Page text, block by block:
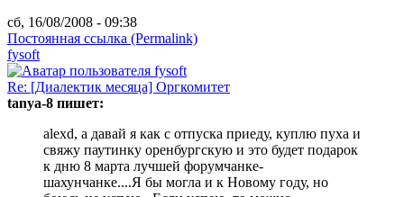
сб, 16/08/2008 - 09:38
Постоянная ссылка (Permalink)
fysoft
Re: [Диалектик месяца] Оргкомитет
tanya-8 пишет:
alexd, а давай я как с отпуска приеду, куплю пуха и
свяжу паутинку оренбургскую и это будет подарок
к дню 8 марта лучшей форумчанке-
шахунчанке....Я бы могла и к Новому году, но